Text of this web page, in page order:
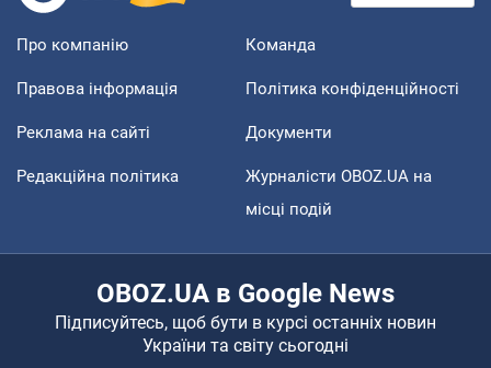
Про компанію Команда
Правова інформація Політика конфіденційності
Реклама на сайті Документи
Редакційна політика
Журналісти OBOZ.UA на
місці подій
OBOZ.UA в Google News
Підписуйтесь, щоб бути в курсі останніх новин
України та світу сьогодні